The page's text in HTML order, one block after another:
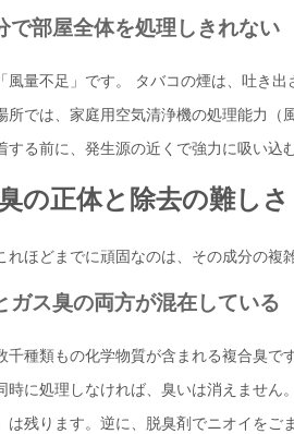
で部屋全体を処理しきれない
風量不足」です。 タバコの煙は、吐き
所では、家庭用空気清浄機の処理能力
する前に、発生源の近くで強力に吸い込
の正体と除去の難しさ
れほどまでに頑固なのは、その成分の複
ガス臭の両方が混在している
千種類もの化学物質が含まれる複合臭
時に処理しなければ、臭いは消えませ
は残ります。逆に、脱臭剤でニオイを